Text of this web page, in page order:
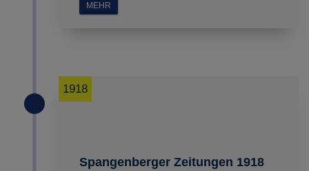
MEHR
Spangenberger Zeitungen 1918
1918